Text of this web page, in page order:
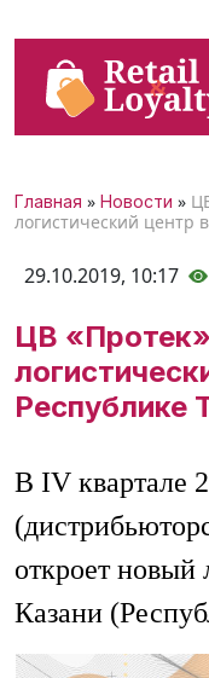
Главная » Новости »
логистический центр
29.10.2019, 10:17
ЦВ
Республике
В IV квартале
откроет новый
Казани